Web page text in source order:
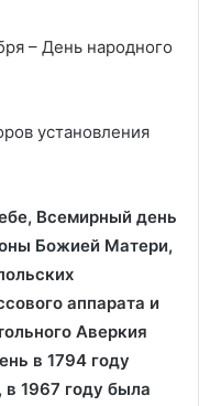
установления
Всемирный день
Божией Матери,
аппарата и
Аверкия
в 1794 году
1967 году была